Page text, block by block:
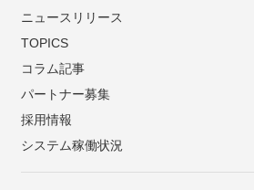
ニュースリリース
TOPICS
コラム記事
パートナー募集
採用情報
システム稼働状況